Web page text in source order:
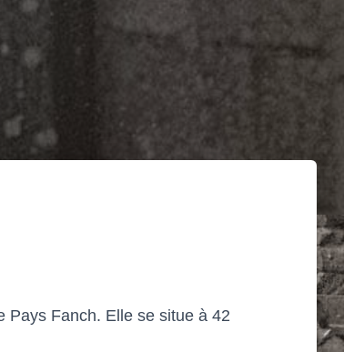
Pays Fanch. Elle se situe à 42